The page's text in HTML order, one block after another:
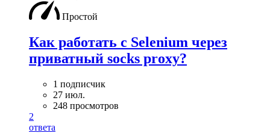
Простой
Как работать с Selenium через
приватный socks proxy?
1 подписчик
27 июл.
248 просмотров
2
ответа